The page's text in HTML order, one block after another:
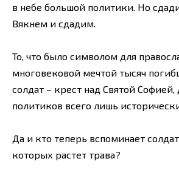
в небе большой политики. Но
Вякнем и сдадим.
То, что было символом для
многовековой мечтой тысяч
солдат – крест над Святой
политиков всего лишь
Да и кто теперь вспоминает
которых растет трава?